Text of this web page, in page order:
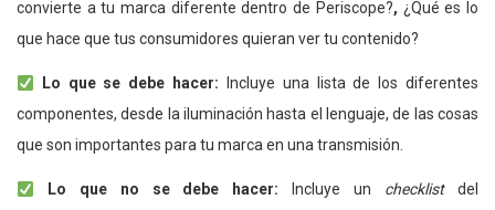
convierte a tu marca diferente dentro de Periscope?, ¿Qué es lo
que hace que tus consumidores quieran ver tu contenido?
Lo que se debe hacer:
Incluye una lista de los diferentes
componentes, desde la iluminación hasta el lenguaje, de las cosas
que son importantes para tu marca en una transmisión.
Lo que no se debe hacer: Incluye un checklistdel